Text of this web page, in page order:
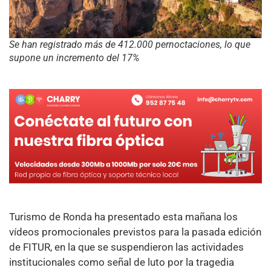
Se han registrado más de 412.000 pernoctaciones, lo que
supone un incremento del 17%
Turismo de Ronda ha presentado esta mañana los
vídeos promocionales previstos para la pasada edición
de FITUR, en la que se suspendieron las actividades
institucionales como señal de luto por la tragedia